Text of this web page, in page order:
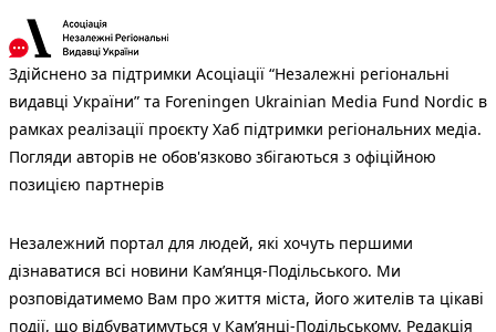
Здійснено за підтримки Асоціації “Незалежні регіональні
видавці України” та Foreningen Ukrainian Media Fund Nordic в
рамках реалізації проєкту Хаб підтримки регіональних медіа.
Погляди авторів не обов'язково збігаються з офіційною
позицією партнерів
Незалежний портал для людей, які хочуть першими
дізнаватися всі новини Кам’янця-Подільського. Ми
розповідатимемо Вам про життя міста, його жителів та цікаві
події, що відбуватимуться у Кам’янці-Подільському. Редакція